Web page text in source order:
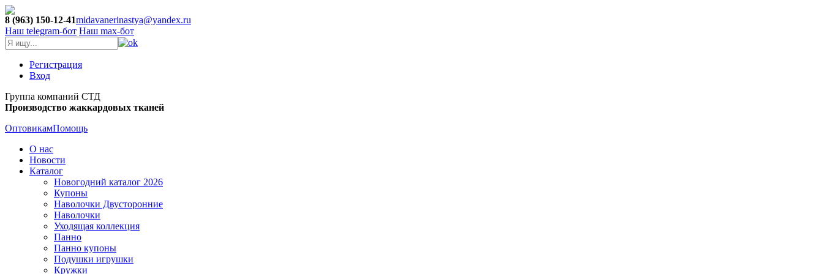
8 (963) 150-12-41midavanerinastya@yandex.ru
Наш telegram-бот Наш max-бот
Регистрация
Вход
Группа компаний СТД
Производство жаккардовых тканей
ОптовикамПомощь
О нас
Новости
Каталог
Новогодний каталог 2026
Купоны
Наволочки Двусторонние
Наволочки
Уходящая коллекция
Панно
Панно купоны
Подушки игрушки
Кружки